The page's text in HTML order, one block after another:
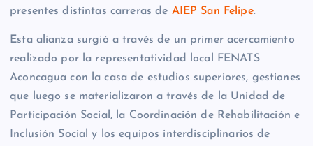
presentes distintas carreras de AIEP San Felipe.
Esta alianza surgió a través de un primer acercamiento
realizado por la representatividad local FENATS
Aconcagua con la casa de estudios superiores, gestiones
que luego se materializaron a través de la Unidad de
Participación Social, la Coordinación de Rehabilitación e
Inclusión Social y los equipos interdisciplinarios de